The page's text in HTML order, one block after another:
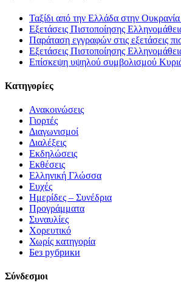
Ταξίδι από την Ελλάδα στην
Εξετάσεις Πιστοποίησης
Παράταση εγγραφών στις εξετάσεις
Εξετάσεις Πιστοποίησης
Επίσκεψη υψηλού συμβολισμού
Kατηγορίες
Ανακοινώσεις
Γιορτές
Διαγωνισμοί
Διαλέξεις
Εκδηλώσεις
Εκθέσεις
Ελληνική Γλώσσα
Ευχές
Ημερίδες – Συνέδρια
Προγράμματα
Συναυλίες
Χορευτικό
Χωρίς κατηγορία
Без рубрики
Σύνδεσμοι